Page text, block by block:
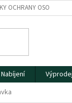
OCHRANY OSOBNÍCH
Nabíjení